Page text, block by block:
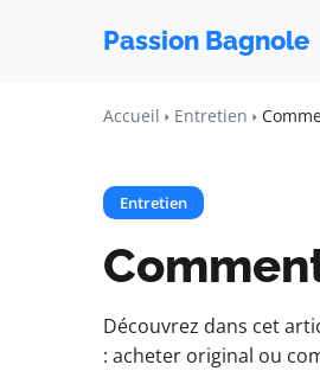
Passion Bagnole
Accueil Entretien
Entretien
Découvrez dans cet
: acheter original ou